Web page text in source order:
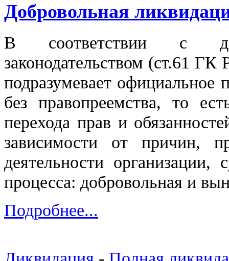
Добровольная
В соответствии с
законодательством (ст.61 ГК
подразумевает официальное
без правопреемства, то
перехода прав и
зависимости от причин,
деятельности организации,
процесса: добровольная и
Подробнее...